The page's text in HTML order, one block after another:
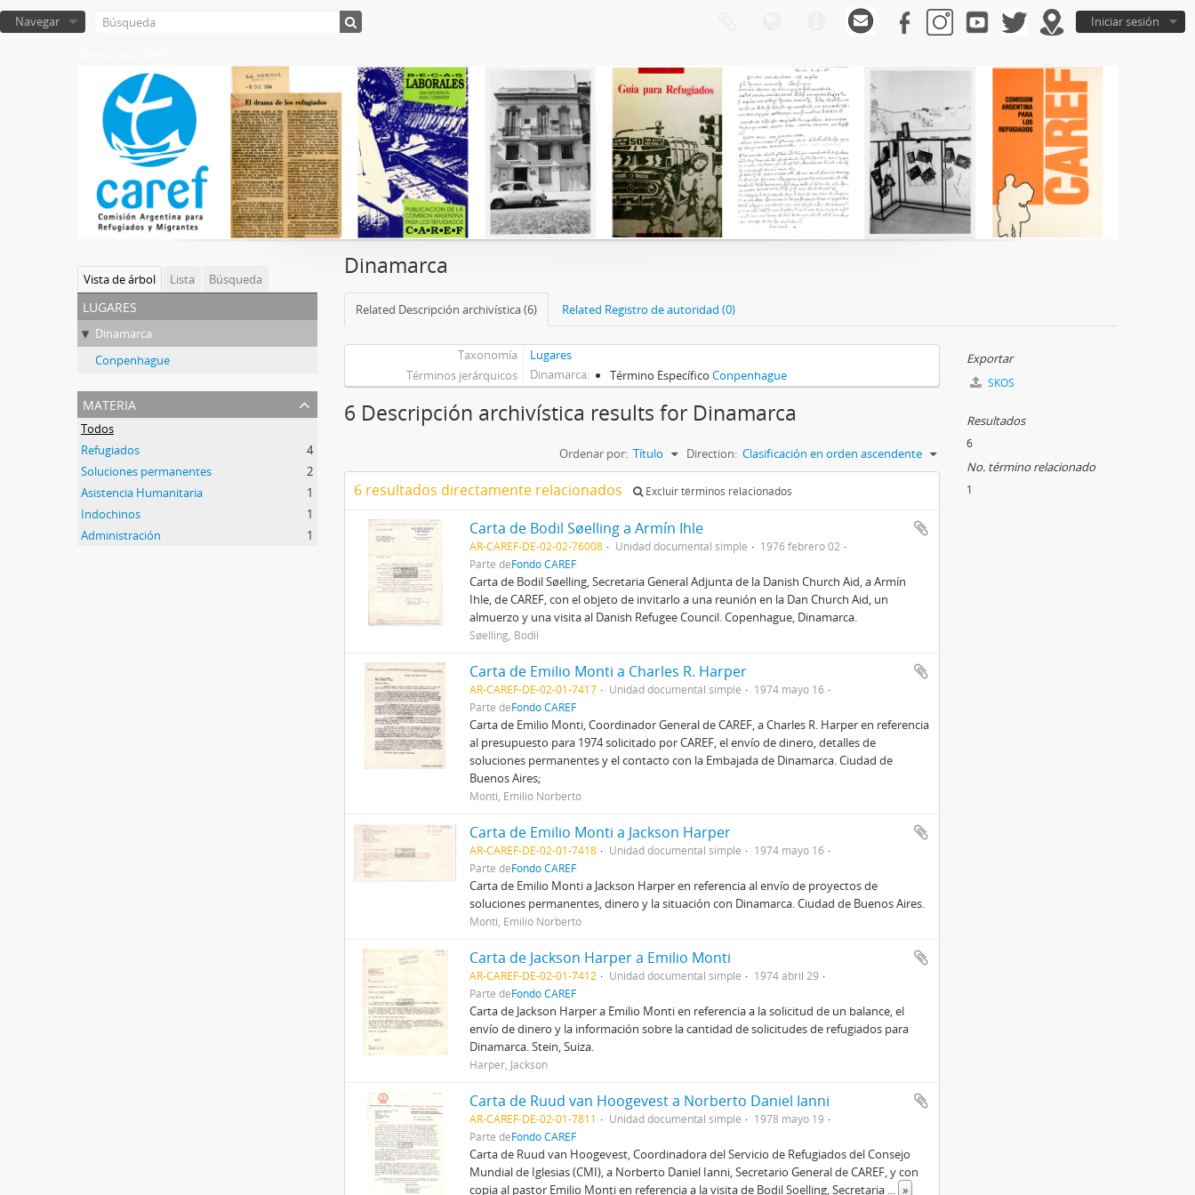
Iniciar sesión
Navegar
Vista de árbol Lista Búsqueda
lugares
Dinamarca
Conpenhague
materia
Todos
Refugiados
4
Soluciones permanentes
2
Asistencia Humanitaria
1
Indochinos
1
Administración
1
Dinamarca
Related Descripción archivística (6) Related Registro de autoridad (0)
Taxonomía
Lugares
Términos jerárquicos
Dinamarca Término EspecíficoConpenhague
6 Descripción archivística results for Dinamarca
Ordenar por: Título Direction: Clasificación en orden ascendente
6 resultados directamente relacionados Excluir términos relacionados
Carta de Bodil Søelling a Armín Ihle
AR-CAREF-DE-02-02-76008 Unidad documental simple
1976 febrero 02
Parte deFondo CAREF
Carta de Bodil Søelling, Secretaria General Adjunta de la Danish Church Aid, a Armín
Ihle, de CAREF, con el objeto de invitarlo a una reunión en la Dan Church Aid, un
almuerzo y una visita al Danish Refugee Council. Copenhague, Dinamarca.
Søelling, Bodil
Carta de Emilio Monti a Charles R. Harper
AR-CAREF-DE-02-01-7417 Unidad documental simple
1974 mayo 16
Parte deFondo CAREF
Carta de Emilio Monti, Coordinador General de CAREF, a Charles R. Harper en referencia
al presupuesto para 1974 solicitado por CAREF, el envío de dinero, detalles de
soluciones permanentes y el contacto con la Embajada de Dinamarca. Ciudad de
Buenos Aires;
Monti, Emilio Norberto
Carta de Emilio Monti a Jackson Harper
AR-CAREF-DE-02-01-7418 Unidad documental simple
1974 mayo 16
Parte deFondo CAREF
Carta de Emilio Monti a Jackson Harper en referencia al envío de proyectos de
soluciones permanentes, dinero y la situación con Dinamarca. Ciudad de Buenos Aires.
Monti, Emilio Norberto
Carta de Jackson Harper a Emilio Monti
AR-CAREF-DE-02-01-7412 Unidad documental simple
1974 abril 29
Parte deFondo CAREF
Carta de Jackson Harper a Emilio Monti en referencia a la solicitud de un balance, el
envío de dinero y la información sobre la cantidad de solicitudes de refugiados para
Dinamarca. Stein, Suiza.
Harper, Jackson
Carta de Ruud van Hoogevest a Norberto Daniel Ianni
AR-CAREF-DE-02-01-7811 Unidad documental simple
1978 mayo 19
Parte deFondo CAREF
Carta de Ruud van Hoogevest, Coordinadora del Servicio de Refugiados del Consejo
Mundial de Iglesias (CMI), a Norberto Daniel Ianni, Secretario General de CAREF, y con
copia al pastor Emilio Monti en referencia a la visita de Bodil Soelling, Secretaria ... »
Exportar
SKOS
Resultados
6
No. término relacionado
1